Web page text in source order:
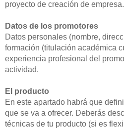
proyecto de creación de empresa.
Datos de los promotores
Datos personales (nombre,
formación (titulación académica
experiencia profesional del
actividad.
El producto
En este apartado habrá que
que se va a ofrecer. Deberás
técnicas de tu producto (si es